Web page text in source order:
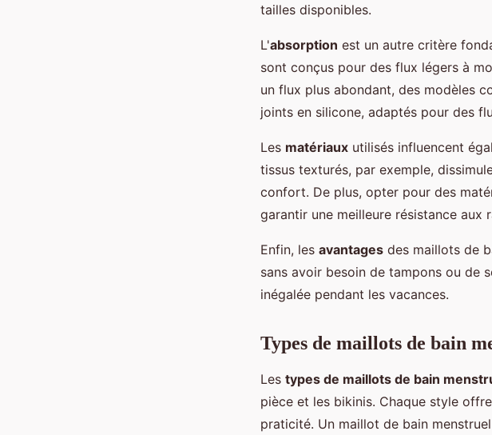
tailles disponibles.
L'absorption est un autre critère
sont conçus pour des flux légers à
un flux plus abondant, des modèles
joints en silicone, adaptés pour des
Les matériaux utilisés influencent
tissus texturés, par exemple,
confort. De plus, opter pour des
garantir une meilleure résistance aux
Enfin, les avantages des maillots de
sans avoir besoin de tampons ou de
inégalée pendant les vacances.
Types de maillots de bain
Les types de maillots de bain
pièce et les bikinis. Chaque style
praticité. Un maillot de bain